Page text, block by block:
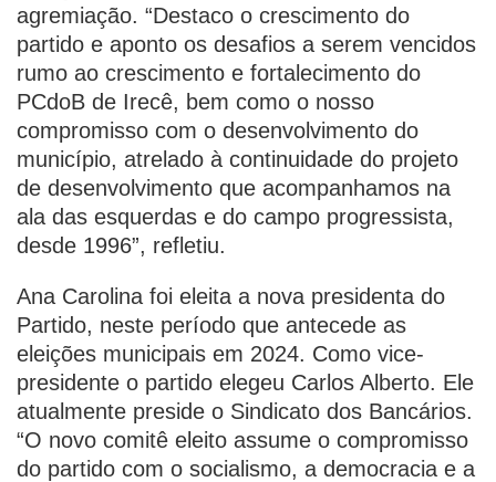
agremiação. “Destaco o crescimento do
partido e aponto os desafios a serem vencidos
rumo ao crescimento e fortalecimento do
PCdoB de Irecê, bem como o nosso
compromisso com o desenvolvimento do
município, atrelado à continuidade do projeto
de desenvolvimento que acompanhamos na
ala das esquerdas e do campo progressista,
desde 1996”, refletiu.
Ana Carolina foi eleita a nova presidenta do
Partido, neste período que antecede as
eleições municipais em 2024. Como vice-
presidente o partido elegeu Carlos Alberto. Ele
atualmente preside o Sindicato dos Bancários.
“O novo comitê eleito assume o compromisso
do partido com o socialismo, a democracia e a